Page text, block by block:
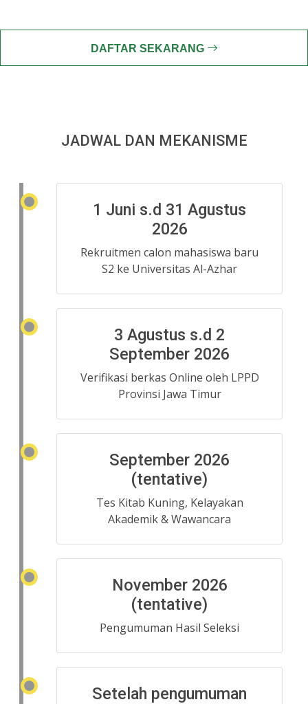
DAFTAR SEKARANG
JADWAL DAN MEKANISME
1 Juni s.d 31 Agustus
2026
Rekruitmen calon mahasiswa baru
S2 ke Universitas Al-Azhar
3 Agustus s.d 2
September 2026
Verifikasi berkas Online oleh LPPD
Provinsi Jawa Timur
September 2026
(tentative)
Tes Kitab Kuning, Kelayakan
Akademik & Wawancara
November 2026
(tentative)
Pengumuman Hasil Seleksi
Setelah pengumuman